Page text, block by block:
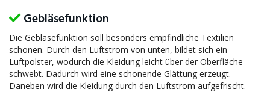
Gebläsefunktion
Die Gebläsefunktion soll besonders empfindliche Textilien
schonen. Durch den Luftstrom von unten, bildet sich ein
Luftpolster, wodurch die Kleidung leicht über der Oberfläche
schwebt. Dadurch wird eine schonende Glättung erzeugt.
Daneben wird die Kleidung durch den Luftstrom aufgefrischt.